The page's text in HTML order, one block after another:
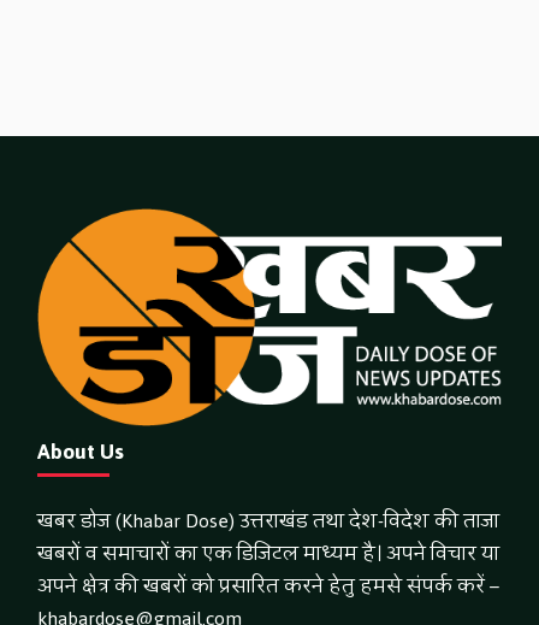
About Us
खबर डोज (Khabar Dose) उत्तराखंड तथा देश-विदेश की ताजा
खबरों व समाचारों का एक डिजिटल माध्यम है। अपने विचार या
अपने क्षेत्र की खबरों को प्रसारित करने हेतु हमसे संपर्क करें –